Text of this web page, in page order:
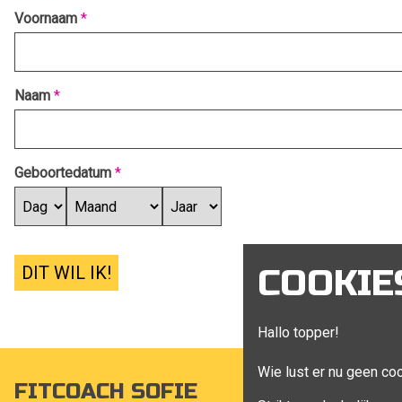
Hallo topper!
Wie lust er nu geen
Voornaam *
Naam *
Geboortedatum *
DIT WIL IK!
FITCOACH SOFIE